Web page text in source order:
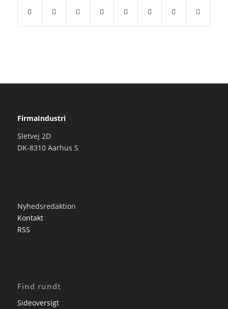
FirmaIndustri
Sletvej 2D
DK-8310 Aarhus S
Nyhedsredaktion
Kontakt
RSS
Find rundt
Sideoversigt